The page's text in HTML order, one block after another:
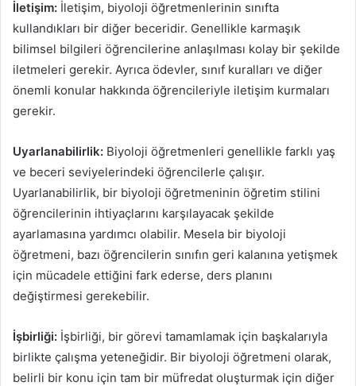
İletişim: İletişim, biyoloji öğretmenlerinin sınıfta
kullandıkları bir diğer beceridir. Genellikle karmaşık
bilimsel bilgileri öğrencilerine anlaşılması kolay bir şekilde
iletmeleri gerekir. Ayrıca ödevler, sınıf kuralları ve diğer
önemli konular hakkında öğrencileriyle iletişim kurmaları
gerekir.
Uyarlanabilirlik: Biyoloji öğretmenleri genellikle farklı yaş
ve beceri seviyelerindeki öğrencilerle çalışır.
Uyarlanabilirlik, bir biyoloji öğretmeninin öğretim stilini
öğrencilerinin ihtiyaçlarını karşılayacak şekilde
ayarlamasına yardımcı olabilir. Mesela bir biyoloji
öğretmeni, bazı öğrencilerin sınıfın geri kalanına yetişmek
için mücadele ettiğini fark ederse, ders planını
değiştirmesi gerekebilir.
İşbirliği: İşbirliği, bir görevi tamamlamak için başkalarıyla
birlikte çalışma yeteneğidir. Bir biyoloji öğretmeni olarak,
belirli bir konu için tam bir müfredat oluşturmak için diğer